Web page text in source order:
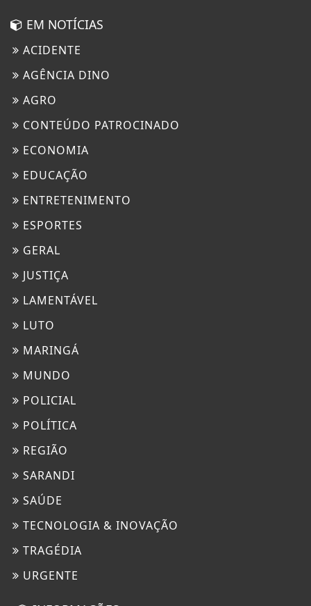
EM NOTÍCIAS
ACIDENTE
AGÊNCIA DINO
AGRO
CONTEÚDO PATROCINADO
ECONOMIA
EDUCAÇÃO
ENTRETENIMENTO
ESPORTES
GERAL
JUSTIÇA
LAMENTÁVEL
LUTO
MARINGÁ
MUNDO
POLICIAL
POLÍTICA
REGIÃO
SARANDI
SAÚDE
TECNOLOGIA & INOVAÇÃO
TRAGÉDIA
URGENTE